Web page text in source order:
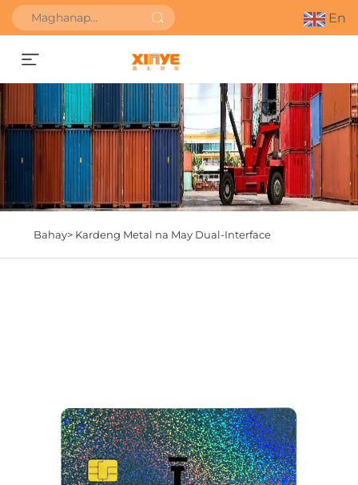
En
Kumuha ng Quote
Bahay> Kardeng Metal na May Dual-Interface